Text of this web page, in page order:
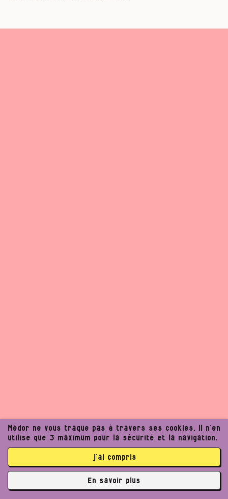
Médor ne vous traque pas à travers ses cookies. Il n’en
utilise que 3 maximum pour la sécurité et la navigation.
j’ai compris
En savoir plus